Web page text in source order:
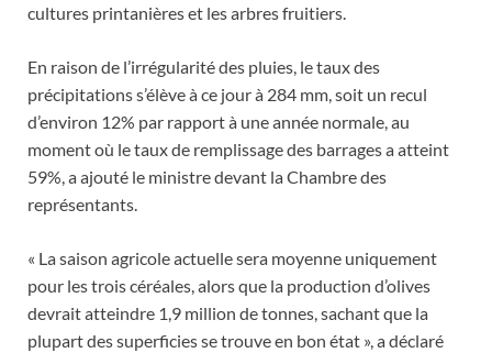
cultures printanières et les arbres fruitiers.
En raison de l’irrégularité des pluies, le taux des
précipitations s’élève à ce jour à 284 mm, soit un recul
d’environ 12% par rapport à une année normale, au
moment où le taux de remplissage des barrages a atteint
59%, a ajouté le ministre devant la Chambre des
représentants.
« La saison agricole actuelle sera moyenne uniquement
pour les trois céréales, alors que la production d’olives
devrait atteindre 1,9 million de tonnes, sachant que la
plupart des superficies se trouve en bon état », a déclaré